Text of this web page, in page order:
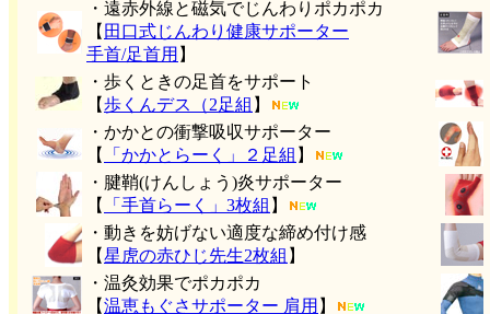
・遠赤外線と磁気でじんわりポカポカ
【 田口式じんわり健康サポーター
手首/足首用 】
・歩くときの足首をサポート
【歩くんデス（2足組 】
・かかとの衝撃吸収サポーター
【
「かかとらーく」２足組 】
・腱鞘(けんしょう)炎サポーター
【
「手首らーく」3枚組 】
・動きを妨げない適度な締め付け感
【星虎の赤ひじ先生2枚組 】
・温灸効果でポカポカ
【温恵もぐさサポーター 肩用 】